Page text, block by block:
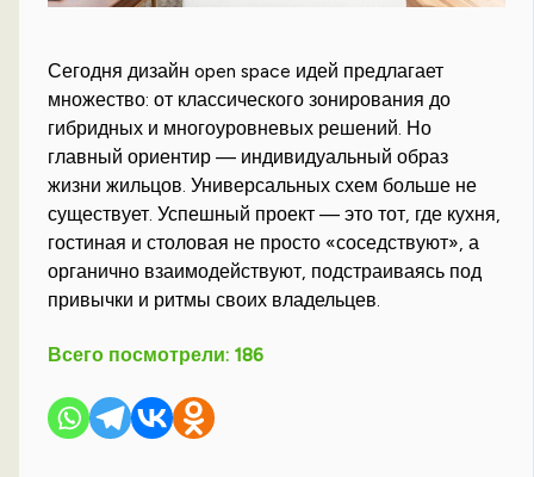
Сегодня дизайн open space идей предлагает
множество: от классического зонирования до
гибридных и многоуровневых решений. Но
главный ориентир — индивидуальный образ
жизни жильцов. Универсальных схем больше не
существует. Успешный проект — это тот, где кухня,
гостиная и столовая не просто «соседствуют», а
органично взаимодействуют, подстраиваясь под
привычки и ритмы своих владельцев.
Всего посмотрели: 186